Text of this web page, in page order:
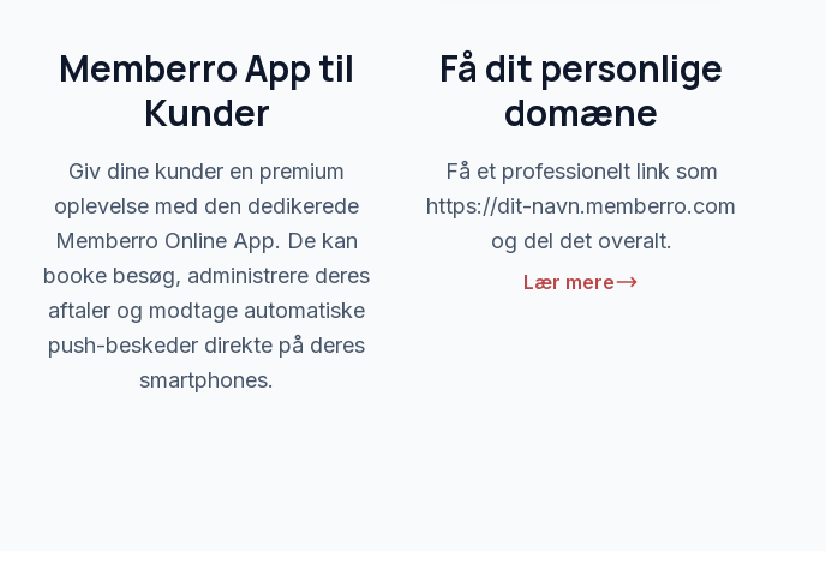
Memberro App til
Kunder
Giv dine kunder en premium
oplevelse med den dedikerede
Memberro Online App. De kan
booke besøg, administrere deres
aftaler og modtage automatiske
push-beskeder direkte på deres
smartphones.
Få dit personlige
domæne
Få et professionelt link som
https://dit-navn.memberro.com
og del det overalt.
Lær mere